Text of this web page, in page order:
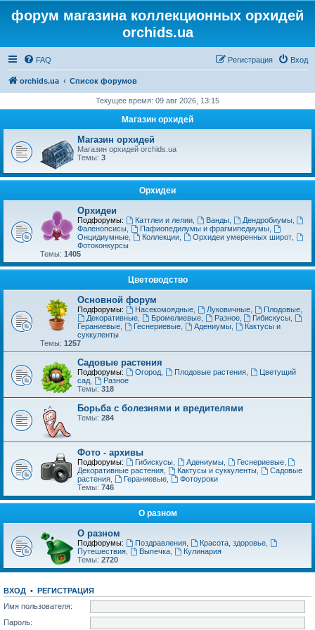
форум магазина коллекционных орхидей
orchids.ua
FAQ Вход
Регистрация
orchids.ua Список форумов
Текущее время: 09 авг 2026, 13:15
Магазин орхидей
Магазин орхидей
Магазин орхидей orchids.ua
Темы: 3
Орхидеи
Орхидеи
Подфорумы: Каттлеи и лелии, Ванды, Дендробиумы,
Фаленопсисы
Пафиопедилумы и фрагмипедиумы,
Онцидиумные
Коллекции, Орхидеи умеренных широт,
Фотоконкурсы
Темы: 1405
Цветоводство
Основной форум
Подфорумы: Насекомоядные, Луковичные, Плодовые,
Декоративные, Бромелиевые, Разное, Гибискусы
Гераниевые
Геснериевые, Адениумы,
Кактусы и
суккуленты
Темы: 1257
Садовые растения
Подфорумы: Огород, Плодовые растения,
Цветущий
сад
Разное
Темы: 318
Борьба с болезнями и вредителями
Темы: 284
Фото - архивы
Подфорумы: Гибискусы, Адениумы, Геснериевые,
Декоративные растения
Кактусы и суккуленты,
Садовые
растения
Гераниевые,
Фотоуроки
Темы: 746
О разном
О разном
Подфорумы: Поздравления, Красота, здоровье,
Путешествия
Выпечка,
Кулинария
Темы: 2720
ВХОД • РЕГИСТРАЦИЯ
Имя пользователя:
Пароль: